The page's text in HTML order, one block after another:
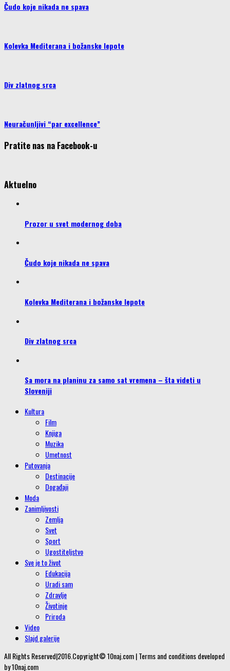
Čudo koje nikada ne spava
Kolevka Mediterana i božanske lepote
Div zlatnog srca
Neuračunljivi “par excellence”
Pratite nas na Facebook-u
Aktuelno
Prozor u svet modernog doba
Čudo koje nikada ne spava
Kolevka Mediterana i božanske lepote
Div zlatnog srca
Sa mora na planinu za samo sat vremena – šta videti u
Sloveniji
Kultura
Film
Knjiga
Muzika
Umetnost
Putovanja
Destinacije
Događaji
Moda
Zanimljivosti
Zemlja
Svet
Sport
Ugostiteljstvo
Sve je to život
Edukacija
Uradi sam
Zdravlje
Životinje
Priroda
Video
Slajd galerije
All Rights Reserved|2016.Copyright© 10naj.com | Terms and conditions developed
by 10naj.com